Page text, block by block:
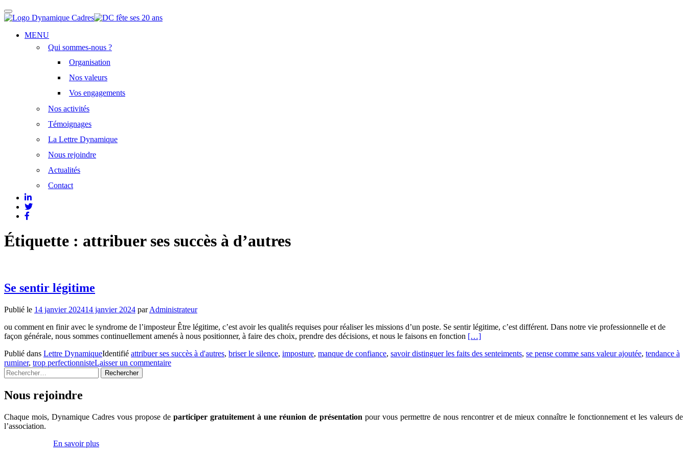
Afficher/masquer
la
Aller
MENU
Qui sommes-nous ?
Organisation
Nos valeurs
Vos engagements
Nos activités
Témoignages
La Lettre Dynamique
Nous rejoindre
Actualités
Contact
Étiquette : attribuer ses succès à d’autres
Se sentir légitime
Publié le 14 janvier 202414 janvier 2024 parAdministrateur
ou comment en finir avec le syndrome de l’imposteur Être légitime, c’est avoir les qualités requises pour réaliser les missions d’un poste. Se sentir légitime, c’est différent. Dans notre vie professionnelle et de
façon générale, nous sommes continuellement amenés à nous positionner, à faire des choix, prendre des décisions, et nous le faisons en fonction En
plus
[…]
Publié dans Lettre DynamiqueIdentifié attribuer ses succès à d'autres, briser le silence, imposture, manque de confiance, savoir distinguer les faits des senteiments, se pense comme sans valeur ajoutée, tendance à
ruminer, trop perfectionnisteLaisser un commentaire
Rechercher :
Nous rejoindre
Chaque mois, Dynamique Cadres vous propose de participer gratuitement à une réunion de présentation pour vous permettre de nous rencontrer et de mieux connaître le fonctionnement et les valeurs de
l’association.
En savoir plus